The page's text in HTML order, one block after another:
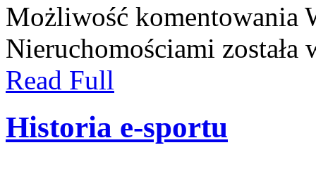
Możliwość komentowania
Nieruchomościami została
Read Full
Historia e-sportu